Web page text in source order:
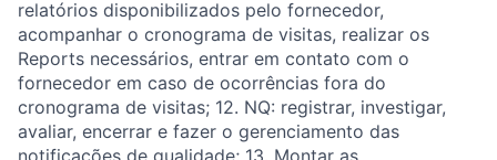
relatórios disponibilizados pelo fornecedor,
acompanhar o cronograma de visitas, realizar os
Reports necessários, entrar em contato com o
fornecedor em caso de ocorrências fora do
cronograma de visitas; 12. NQ: registrar, investigar,
avaliar, encerrar e fazer o gerenciamento das
notificações de qualidade; 13. Montar as